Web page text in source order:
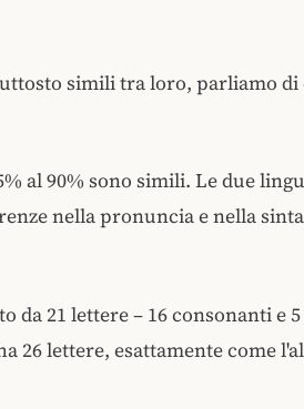
simili tra loro, parliamo di
al 90% sono simili. Le due
nella pronuncia e nella
da 21 lettere – 16 consonanti e
26 lettere, esattamente come